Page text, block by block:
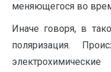
меняющегося во
Иначе говоря, в
поляризация.